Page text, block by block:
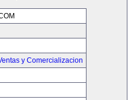
y Comercializacion